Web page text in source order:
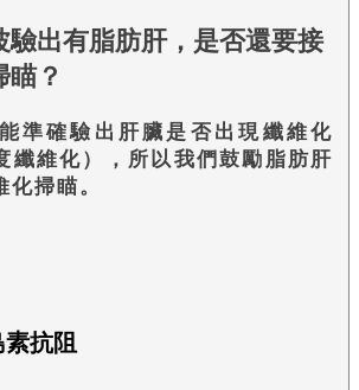
驗出有脂肪肝，是否還要接
瞄？
準確驗出肝臟是否出現纖維化
纖維化），所以我們鼓勵脂肪肝
掃瞄。
抗阻